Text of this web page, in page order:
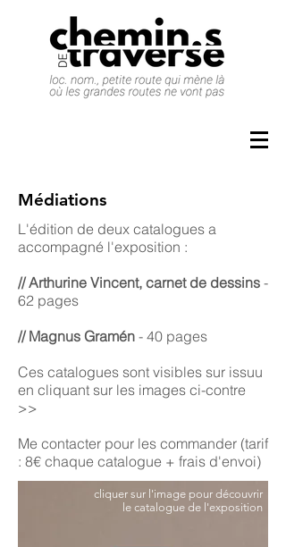
Médiations
L'édition de deux catalogues a
accompagné l'exposition :
// Arthurine Vincent, carnet de dessins -
62 pages
// Magnus Gramén - 40 pages
Ces catalogues sont visibles sur issuu
en cliquant sur les images ci-contre
>>
Me contacter pour les commander (tarif
: 8€ chaque catalogue + frais d'envoi)
cliquer sur l'image pour découvrir
le catalogue de l'exposition